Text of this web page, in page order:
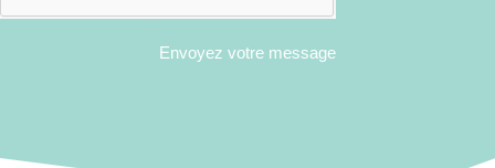
Envoyez votre message